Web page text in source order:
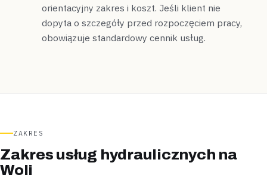
orientacyjny zakres i koszt. Jeśli klient nie
dopyta o szczegóły przed rozpoczęciem pracy,
obowiązuje standardowy cennik usług.
ZAKRES
Zakres usług hydraulicznych na
Woli